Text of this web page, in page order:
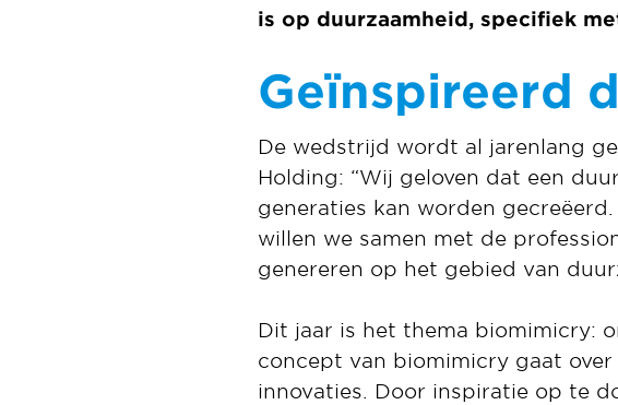
is op duurzaamheid, specifiek
Geïnspireerd
De wedstrijd wordt al jarenlang
Holding: “Wij geloven dat een
generaties kan worden
willen we samen met de
genereren op het gebied van
Dit jaar is het thema biomimicry:
concept van biomimicry gaat
innovaties. Door inspiratie op te